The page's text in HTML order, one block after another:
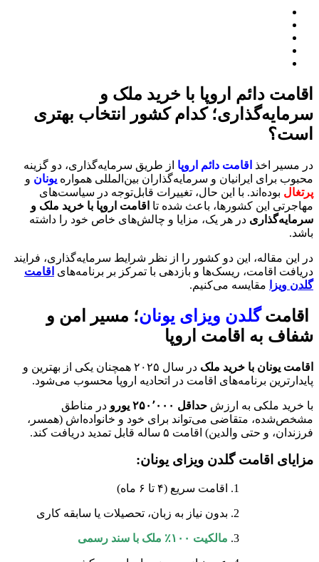
اقامت دائم اروپا با خرید ملک و
سرمایه‌گذاری؛ کدام کشور انتخاب بهتری
است؟
در مسیر اخذ اقامت دائم اروپا از طریق سرمایه‌گذاری، دو گزینه
محبوب برای ایرانیان و سرمایه‌گذاران بین‌المللی همواره یونان و
پرتغال بوده‌اند. با این حال، تغییرات قابل‌توجه در سیاست‌های
مهاجرتی این کشورها، باعث شده تا اقامت اروپا با خرید ملک و
سرمایه‌گذاری در هر یک، مزایا و چالش‌های خاص خود را داشته
باشد.
در این مقاله، این دو کشور را از نظر شرایط سرمایه‌گذاری، فرایند
دریافت اقامت، ریسک‌ها و بازدهی با تمرکز بر برنامه‌های اقامت
گلدن ویزا
مقایسه می‌کنیم.
اقامتگلدن ویزای یونان؛ مسیر امن و
شفاف به اقامت اروپا
اقامت یونان با خرید ملک
در سال ۲۰۲۵ همچنان یکی از بهترین و
پایدارترین برنامه‌های اقامت در اتحادیه اروپا محسوب می‌شود.
با خرید ملکی به ارزش حداقل ۲۵۰٬۰۰۰ یورو
در مناطق
مشخص‌شده، متقاضی می‌تواند برای خود و خانواده‌اش (همسر،
فرزندان، و حتی والدین) اقامت ۵ ساله قابل تمدید دریافت کند.
مزایای اقامت گلدن ویزای یونان:
اقامت سریع (۴ تا ۶ ماه)
بدون نیاز به زبان، تحصیلات یا سابقه کاری
مالکیت ۱۰۰٪ ملک با سند رسمی